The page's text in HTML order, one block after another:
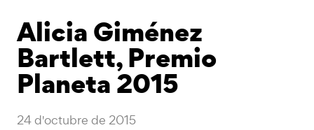
Alicia Giménez
Bartlett, Premio
Planeta 2015
24 d'octubre de 2015